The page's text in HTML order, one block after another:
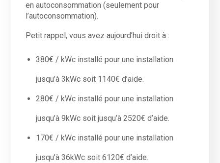
en autoconsommation (seulement pour
l’autoconsommation).
Petit rappel, vous avez aujourd’hui droit à :
380€ / kWc installé pour une installation
jusqu’à 3kWc soit 1140€ d’aide.
280€ / kWc installé pour une installation
jusqu’à 9kWc soit jusqu’à 2520€ d’aide.
170€ / kWc installé pour une installation
jusqu’à 36kWc soit 6120€ d’aide.